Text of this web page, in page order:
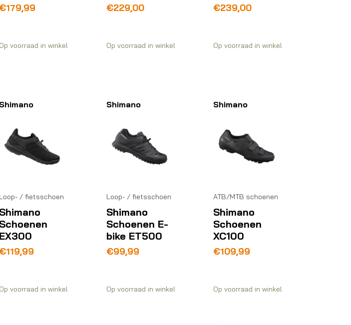
€179,99
Op voorraad in winkel
€229,00
Op voorraad in winkel
€239,00
Op voorraad in winkel
Shimano
Loop- / fietsschoen
Shimano
Schoenen
EX300
€119,99
Op voorraad in winkel
Shimano
Loop- / fietsschoen
Shimano
Schoenen E-
bike ET500
€99,99
Op voorraad in winkel
Shimano
ATB/MTB schoenen
Shimano
Schoenen
XC100
€109,99
Op voorraad in winkel